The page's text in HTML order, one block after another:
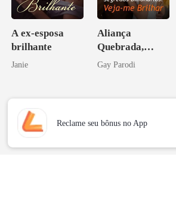
A ex-esposa
brilhante
Janie
Aliança
Quebrada,
Segredos
Gay Parodi
Reclame seu bônus no App